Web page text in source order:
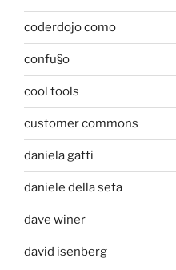
coderdojo como
confu§o
cool tools
customer commons
daniela gatti
daniele della seta
dave winer
david isenberg